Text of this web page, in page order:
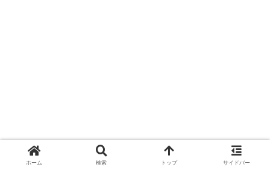
ホーム 検索 トップ サイドバー